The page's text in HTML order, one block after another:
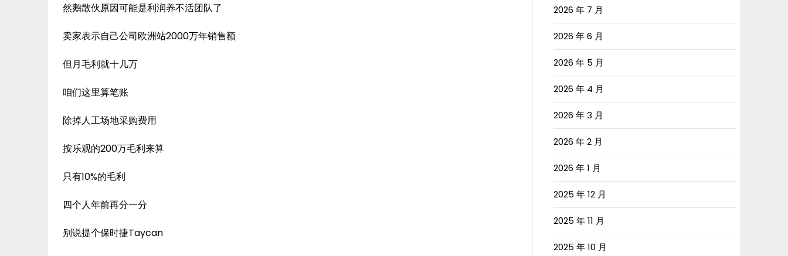
然鹅散伙原因可能是利润养不活团队了
卖家表示自己公司欧洲站2000万年销售额
但月毛利就十几万
咱们这里算笔账
除掉人工场地采购费用
按乐观的200万毛利来算
只有10%的毛利
四个人年前再分一分
别说提个保时捷Taycan
2026 年 7 月
2026 年 6 月
2026 年 5 月
2026 年 4 月
2026 年 3 月
2026 年 2 月
2026 年 1 月
2025 年 12 月
2025 年 11 月
2025 年 10 月